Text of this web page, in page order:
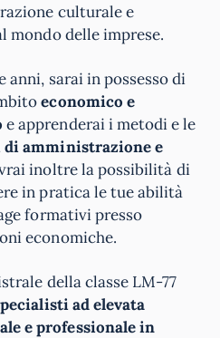
culturale e
mondo delle imprese.
sarai in possesso di
economico e
e apprenderai i metodi e le
amministrazione e
inoltre la possibilità di
in pratica le tue abilità
formativi presso
economiche.
della classe LM-77
ad elevata
e professionale in